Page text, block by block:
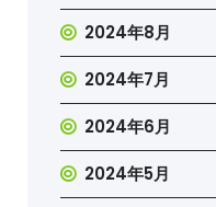
2024年8月
2024年7月
2024年6月
2024年5月